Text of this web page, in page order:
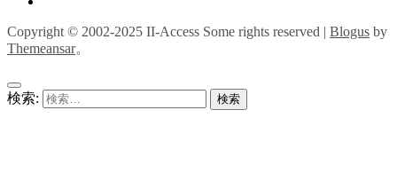
Copyright © 2002-2025 II-Access Some rights reserved | Blogus by
Themeansar。
検索: